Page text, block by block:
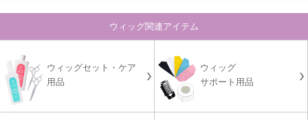
ウィッグ関連アイテム
ウィッグセット・ケア
用品
ウィッグ
サポート用品